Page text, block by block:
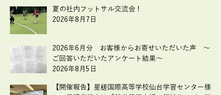
夏の社内フットサル交流会！
2026年8月7日
2026年6月分 お客様からお寄せいただいた声 ～
ご回答いただいたアンケート結果～
2026年8月5日
【開催報告】星槎国際高等学校仙台学習センター様